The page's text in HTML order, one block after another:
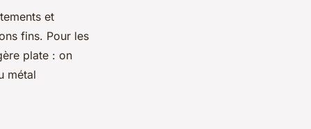
et
fins. Pour les
plate : on
métal